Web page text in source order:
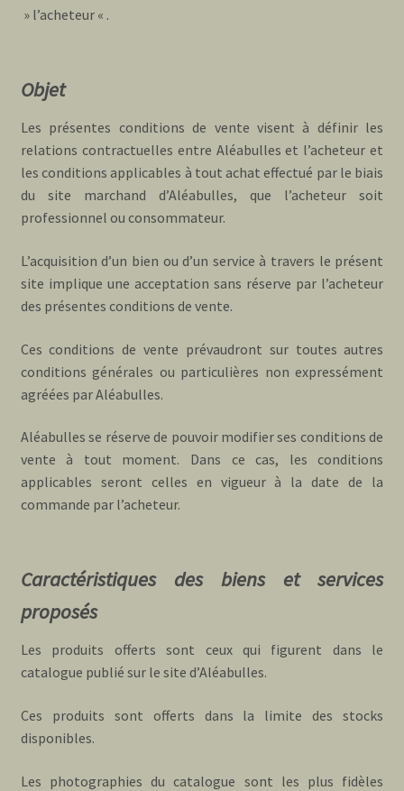
» l’acheteur « .
Objet
Les présentes conditions de vente visent à définir les
relations contractuelles entre Aléabulles et l’acheteur et
les conditions applicables à tout achat effectué par le biais
du site marchand d’Aléabulles, que l’acheteur soit
professionnel ou consommateur.
L’acquisition d’un bien ou d’un service à travers le présent
site implique une acceptation sans réserve par l’acheteur
des présentes conditions de vente.
Ces conditions de vente prévaudront sur toutes autres
conditions générales ou particulières non expressément
agréées par Aléabulles.
Aléabulles se réserve de pouvoir modifier ses conditions de
vente à tout moment. Dans ce cas, les conditions
applicables seront celles en vigueur à la date de la
commande par l’acheteur.
Caractéristiques des biens et services
proposés
Les produits offerts sont ceux qui figurent dans le
catalogue publié sur le site d’Aléabulles.
Ces produits sont offerts dans la limite des stocks
disponibles.
Les photographies du catalogue sont les plus fidèles